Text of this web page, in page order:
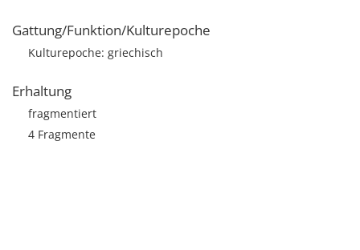
Gattung/Funktion/Kulturepoche
Kulturepoche: griechisch
Erhaltung
fragmentiert
4 Fragmente